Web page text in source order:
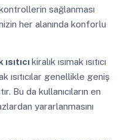
kontrollerin sağlanması
her alanında konforlu
kiralık ısımak ısıtıcı
ısıtıcılar genellikle geniş
Bu da kullanıcıların en
yararlanmasını